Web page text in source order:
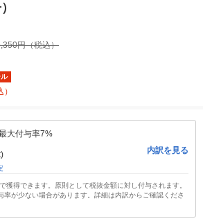
円（税込）
）
大付与率7%
内訳を見る
獲得できます。原則として税抜金額に対し付与されます。
率が少ない場合があります。詳細は内訳からご確認くださ